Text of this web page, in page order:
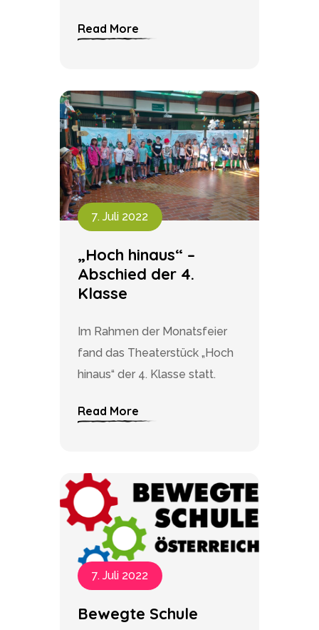
Read More
7. Juli 2022
„Hoch hinaus“ –
Abschied der 4.
Klasse
Im Rahmen der Monatsfeier
fand das Theaterstück „Hoch
hinaus“ der 4. Klasse statt.
Read More
7. Juli 2022
Bewegte Schule